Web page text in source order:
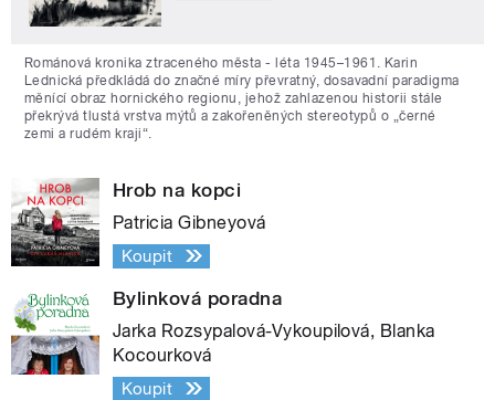
Románová kronika ztraceného města - léta 1945–1961. Karin
Lednická předkládá do značné míry převratný, dosavadní paradigma
měnící obraz hornického regionu, jehož zahlazenou historii stále
překrývá tlustá vrstva mýtů a zakořeněných stereotypů o „černé
zemi a rudém kraji“.
Hrob na kopci
Patricia Gibneyová
Koupit
Bylinková poradna
Jarka Rozsypalová-Vykoupilová, Blanka
Kocourková
Koupit